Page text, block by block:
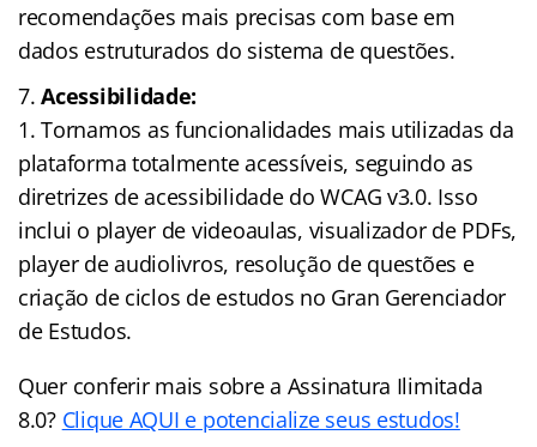
recomendações mais precisas com base em
dados estruturados do sistema de questões.
Acessibilidade:
Tornamos as funcionalidades mais utilizadas da
plataforma totalmente acessíveis, seguindo as
diretrizes de acessibilidade do WCAG v3.0. Isso
inclui o player de videoaulas, visualizador de PDFs,
player de audiolivros, resolução de questões e
criação de ciclos de estudos no Gran Gerenciador
de Estudos.
Quer conferir mais sobre a Assinatura Ilimitada
8.0? Clique AQUI e potencialize seus estudos!